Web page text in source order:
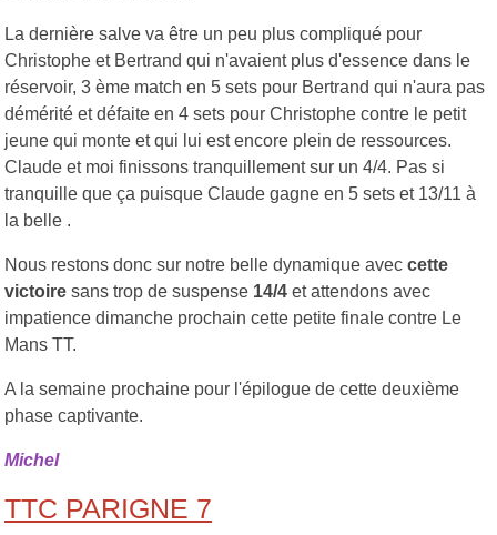
La dernière salve va être un peu plus compliqué pour
Christophe et Bertrand qui n'avaient plus d'essence dans le
réservoir, 3 ème match en 5 sets pour Bertrand qui n'aura pas
démérité et défaite en 4 sets pour Christophe contre le petit
jeune qui monte et qui lui est encore plein de ressources.
Claude et moi finissons tranquillement sur un 4/4. Pas si
tranquille que ça puisque Claude gagne en 5 sets et 13/11 à
la belle .
Nous restons donc sur notre belle dynamique avec cette
victoire sans trop de suspense 14/4 et attendons avec
impatience dimanche prochain cette petite finale contre Le
Mans TT.
A la semaine prochaine pour l'épilogue de cette deuxième
phase captivante.
Michel
TTC PARIGNE 7